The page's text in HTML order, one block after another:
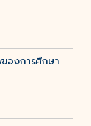
องการศึกษา